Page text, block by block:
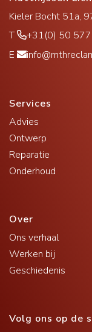
Kieler Bocht 51a,
T
+31(0) 50
E
Services
Advies
Ontwerp
Reparatie
Onderhoud
Over
Ons verhaal
Werken bij
Geschiedenis
Volg ons op de